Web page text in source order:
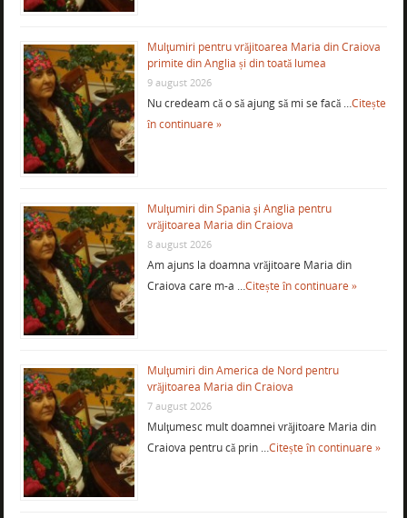
Mulţumiri pentru vrăjitoarea Maria din Craiova
primite din Anglia și din toată lumea
9 august 2026
Nu credeam că o să ajung să mi se facă …Citește
în continuare »
Mulţumiri din Spania şi Anglia pentru
vrăjitoarea Maria din Craiova
8 august 2026
Am ajuns la doamna vrăjitoare Maria din
Craiova care m-a …Citește în continuare »
Mulţumiri din America de Nord pentru
vrăjitoarea Maria din Craiova
7 august 2026
Mulţumesc mult doamnei vrăjitoare Maria din
Craiova pentru că prin …Citește în continuare »